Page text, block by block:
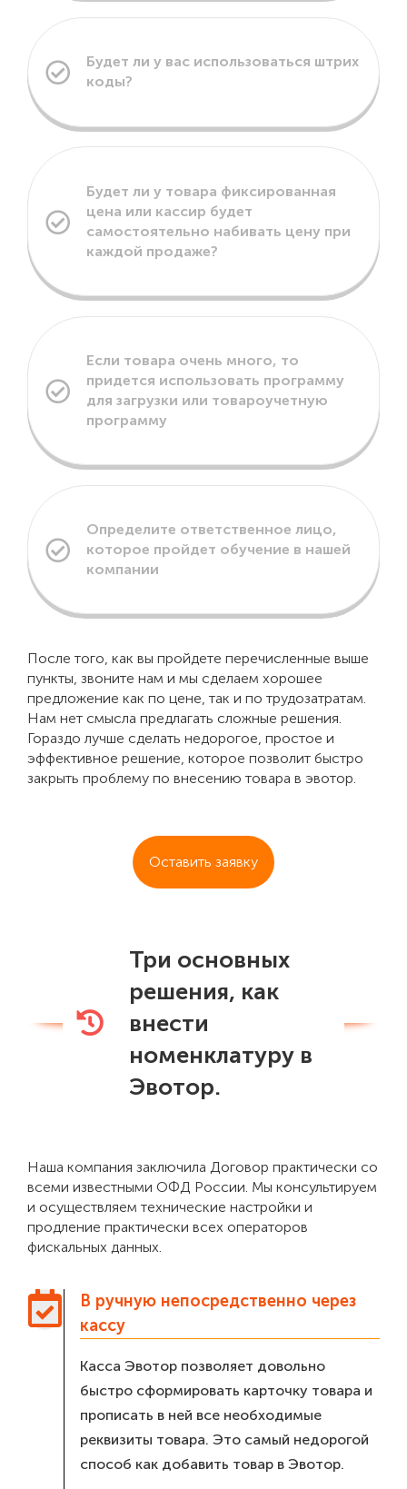
Будет ли у вас использоваться штрих
коды?
Будет ли у товара фиксированная
цена или кассир будет
самостоятельно набивать цену при
каждой продаже?
Если товара очень много, то
придется использовать программу
для загрузки или товароучетную
программу
Определите ответственное лицо,
которое пройдет обучение в нашей
компании
После того, как вы пройдете перечисленные выше
пункты, звоните нам и мы сделаем хорошее
предложение как по цене, так и по трудозатратам.
Нам нет смысла предлагать сложные решения.
Гораздо лучше сделать недорогое, простое и
эффективное решение, которое позволит быстро
закрыть проблему по внесению товара в эвотор.
Оставить заявку
Три основных
решения, как
внести
номенклатуру в
Эвотор.
Наша компания заключила Договор практически со
всеми известными ОФД России. Мы консультируем
и осуществляем технические настройки и
продление практически всех операторов
фискальных данных.
В ручную непосредственно через
кассу
Касса Эвотор позволяет довольно
быстро сформировать карточку товара и
прописать в ней все необходимые
реквизиты товара. Это самый недорогой
способ как добавить товар в Эвотор.